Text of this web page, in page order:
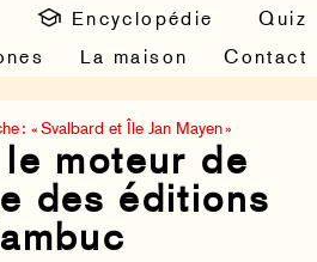
Encyclopédie
Quiz
La maison Contact
: « Svalbard et Île Jan Mayen »
moteur de
des éditions